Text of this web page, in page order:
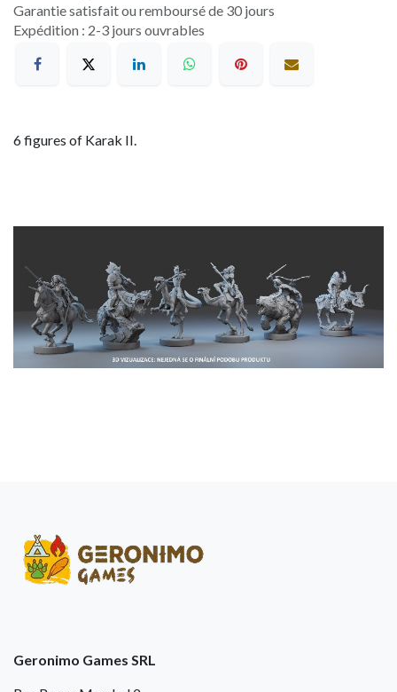
Garantie satisfait ou remboursé de 30 jours
Expédition : 2-3 jours ouvrables
6 figures of Karak II.
Geronimo Games SRL